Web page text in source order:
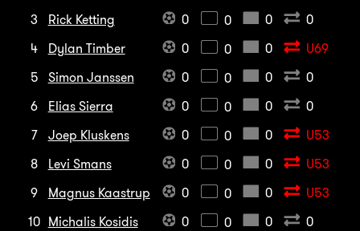
3
Rick Ketting 0 0 0
0
4
Dylan Timber 0 0 0
U69
5
Simon Janssen 0 0 0
0
6
Elias Sierra 0 0 0
0
7
Joep Kluskens 0 0 0
U53
8
Levi Smans 0 0 0
U53
9
Magnus Kaastrup 0 0 0
U53
10 Michalis Kosidis 0 0 0
0